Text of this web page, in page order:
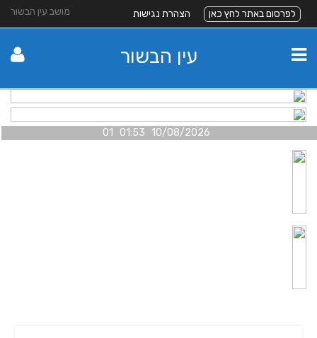
מושב עין הבשור לפרסום באתר לחץ כאן הצהרת נגישות
עין הבשור
10/08/2026 01:53 01